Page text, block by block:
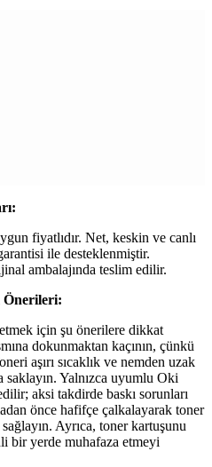
fiyatlıdır. Net, keskin ve canlı
ile desteklenmiştir.
ambalajında teslim edilir.
Önerileri:
için şu önerilere dikkat
dokunmaktan kaçının, çünkü
aşırı sıcaklık ve nemden uzak
Yalnızca uyumlu Oki
aksi takdirde baskı sorunları
önce hafifçe çalkalayarak toner
Ayrıca, toner kartuşunu
bir yerde muhafaza etmeyi